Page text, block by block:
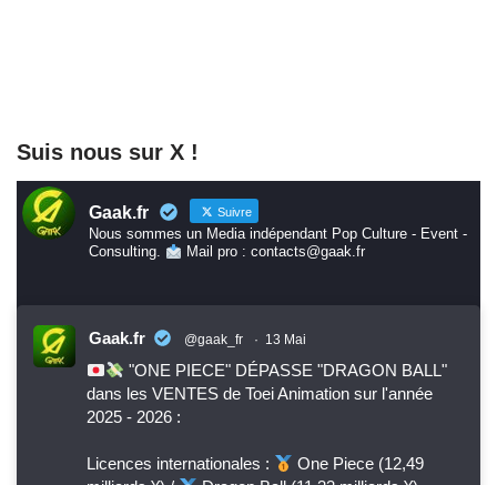
Suis nous sur X !
Gaak.fr Suivre
Nous sommes un Media indépendant Pop Culture - Event -
Consulting.
Mail pro : contacts@gaak.fr
Gaak.fr @gaak_fr · 13 Mai
"ONE PIECE" DÉPASSE "DRAGON BALL"
dans les VENTES de Toei Animation sur l'année
2025 - 2026 :
Licences internationales :
One Piece (12,49